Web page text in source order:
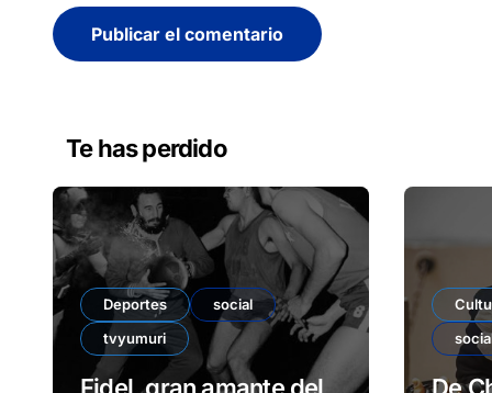
Te has perdido
Deportes
social
tvyumuri